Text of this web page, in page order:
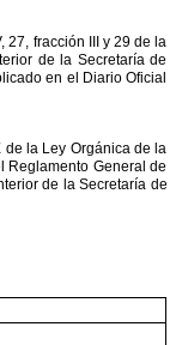
27, fracción y 29 de la
de la Secretaría de
en el Diario Oficial
de la Ley Orgánica de la
Reglamento General de
de la Secretaría de